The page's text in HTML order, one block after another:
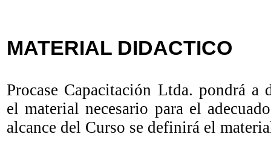
MATERIAL DIDACTICO
Procase Capacitación Ltda. pondrá a
el material necesario para el
alcance del Curso se definirá el